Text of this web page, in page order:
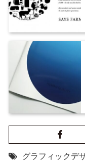
グラフィックデ